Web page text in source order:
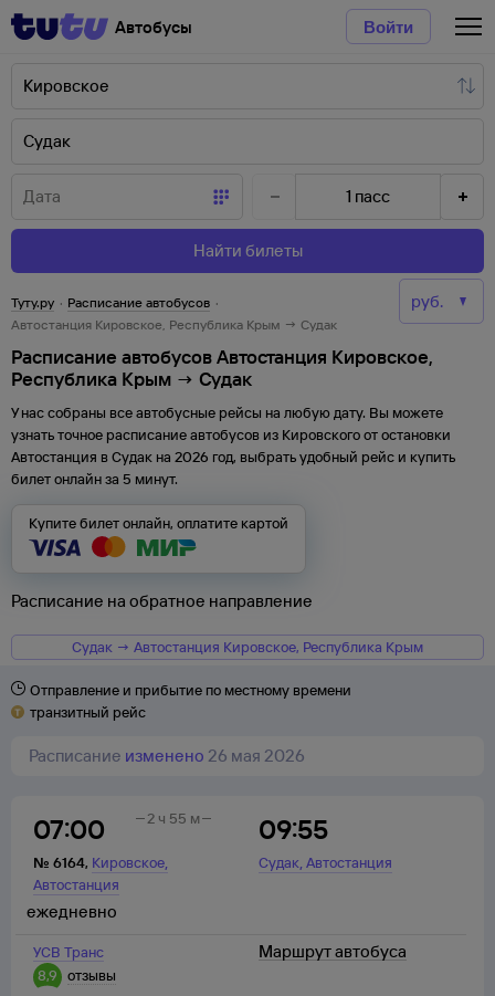
Автобусы Войти
1 пасс
Найти билеты
Туту.ру · Расписание автобусов ·
Автостанция Кировское, Республика Крым → Судак
Расписание автобусов Автостанция Кировское,
Республика Крым → Судак
У нас собраны все автобусные рейсы на любую дату. Вы можете
узнать точное расписание автобусов из Кировскогоотостановки
Автостанция в Судак на 2026 год, выбрать удобный рейс и купить
билет онлайн за 5 минут.
Купите билет онлайн, оплатите картой
Расписание на обратное направление
Судак → Автостанция Кировское, Республика Крым
Отправление и прибытие по местному времени
транзитный рейс
Расписание изменено 26 мая 2026
07:00
№ 6164, Кировское,
Автостанция
09:55
Судак,Автостанция
2 ч 55 м
УСВ Транс
8,9
отзывы
ежедневно
Маршрут автобуса